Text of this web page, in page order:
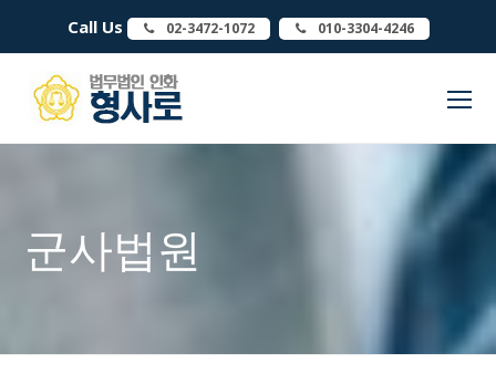
Call Us 02-3472-1072 010-3304-4246
군사법원